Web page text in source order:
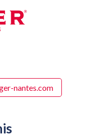
nantes.com